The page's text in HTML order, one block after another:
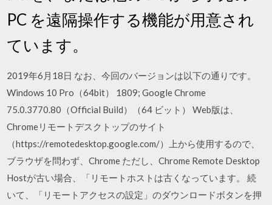
PC を遠隔操作する機能が用意され
ています。
2019年6月18日 なお、今回のバージョンは以下の通りです。
Windows 10 Pro（64bit） 1809; Google Chrome
75.0.3770.80（Official Build）（64 ビット） Web版は、
Chromeリモートデスクトップのサイト
（https://remotedesktop.google.com/）上から使用するので、
ブラウザを問わず、Chrome ただし、Chrome Remote Desktop
Hostが古い場合、「リモートホストは古くなっています。 続
いて、「リモートアクセスの設定」のダウンロードボタンを押